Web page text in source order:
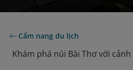
Cẩm nang du lịch
Khám phá núi Bài Thơ với